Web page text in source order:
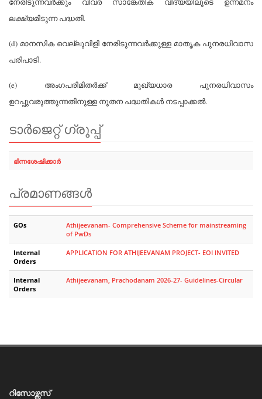
ലക്ഷ്യമിടുന്ന പദ്ധതി.
(d) മാനസിക വെല്ലുവിളി നേരിടുന്നവര്‍ക്കുള്ള മാതൃക പുനരധിവാസ
പരിപാടി.
(e) അംഗപരിമിതര്‍ക്ക് മുഖ്യധാര പുനരധിവാസം
ഉറപ്പുവരുത്തുന്നതിനുള്ള നൂതന പദ്ധതികള്‍ നടപ്പാക്കല്‍.
ടാർജെറ്റ്‌ ഗ്രൂപ്പ്
ഭിന്നശേഷിക്കാര്‍
പ്രമാണങ്ങൾ
GOs
Athijeevanam- Comprehensive Scheme for mainstreaming
of PwDs
Internal
Orders
APPLICATION FOR ATHIJEEVANAM PROJECT- EOI INVITED
Internal
Orders
Athijeevanam, Prachodanam 2026-27- Guidelines-Circular
റിസോഴ്സസ്‌